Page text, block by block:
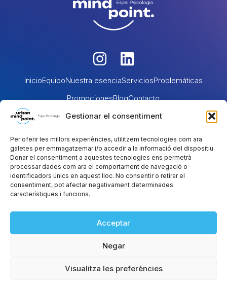
Gestionar el consentiment
Per oferir les millors experiències, utilitzem tecnologies com ara
galetes per emmagatzemar i/o accedir a la informació del dispositiu.
Donar el consentiment a aquestes tecnologies ens permetrà
processar dades com ara el comportament de navegació o
identificadors únics en aquest lloc. No consentir o retirar el
consentiment, pot afectar negativament determinades
característiques i funcions.
Acceptar
Negar
Visualitza les preferències
I
n
s
t
a
r
a
m
L
i
n
k
e
i
n
InicioEquipoNuestra esenciaServiciosProblemáticas
PromocionesBlogContacto
Psicología para
Psicología
perinatal
Crecimiento
personal
Terapia
Psicología
Psicología del
trauma
Terapia de
pareja
Psicología
LGTBIQ+
TerapiaTerapia
Maternidad,
crianza
Política de Privacidad
2026 Todos los derechos reservados